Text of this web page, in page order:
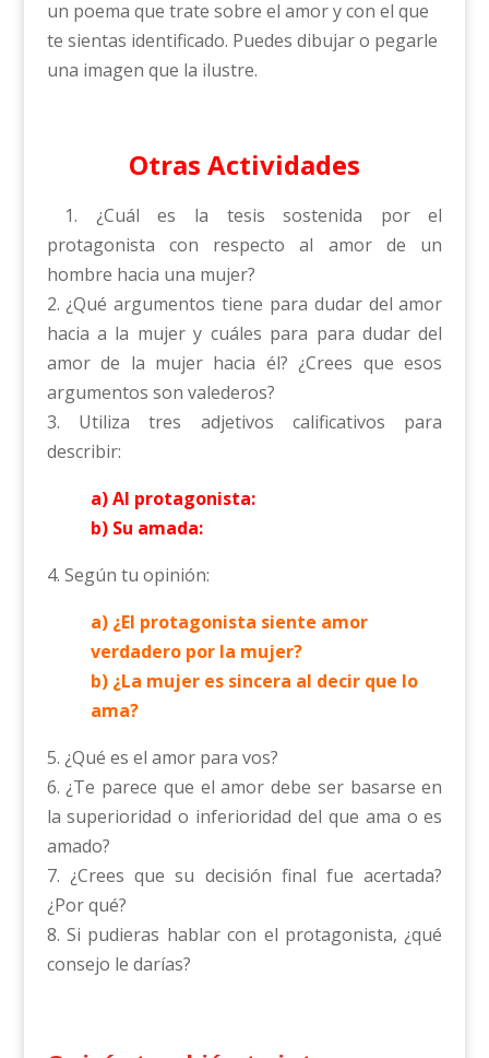
un poema que trate sobre el amor y con el que
te sientas identificado. Puedes dibujar o pegarle
una imagen que la ilustre.
Otras Actividades
1. ¿Cuál es la tesis sostenida por el
protagonista con respecto al amor de un
hombre hacia una mujer?
2. ¿Qué argumentos tiene para dudar del amor
hacia a la mujer y cuáles para para dudar del
amor de la mujer hacia él? ¿Crees que esos
argumentos son valederos?
3. Utiliza tres adjetivos calificativos para
describir:
a) Al protagonista:
b) Su amada:
4. Según tu opinión:
a) ¿El protagonista siente amor
verdadero por la mujer?
b) ¿La mujer es sincera al decir que lo
ama?
5. ¿Qué es el amor para vos?
6. ¿Te parece que el amor debe ser basarse en
la superioridad o inferioridad del que ama o es
amado?
7. ¿Crees que su decisión final fue acertada?
¿Por qué?
8. Si pudieras hablar con el protagonista, ¿qué
consejo le darías?